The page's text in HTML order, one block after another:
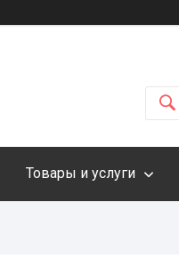
Товары и услуги